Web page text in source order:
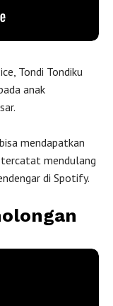
Tondi Tondiku
anak
mendapatkan
tercatat mendulang
di Spotify.